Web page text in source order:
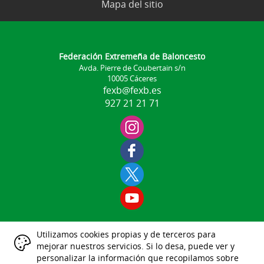
Mapa del sitio
Federación Extremeña de Baloncesto
Avda. Pierre de Coubertain s/n
10005 Cáceres
fexb@fexb.es
927 21 21 71
Aviso Legal
|||||
Utilizamos cookies propias y de terceros para
mejorar nuestros servicios. Si lo desa, puede ver y
personalizar la información que recopilamos sobre